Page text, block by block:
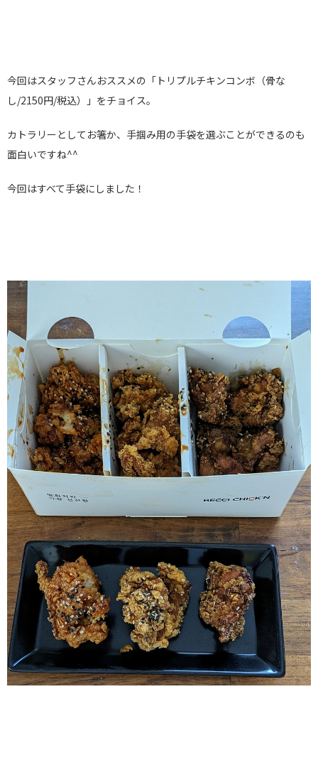
今回はスタッフさんおススメの「トリプルチキンコンボ（骨な
し/2150円/税込）」をチョイス。
カトラリーとしてお箸か、手掴み用の手袋を選ぶことができるのも
面白いですね^^
今回はすべて手袋にしました！